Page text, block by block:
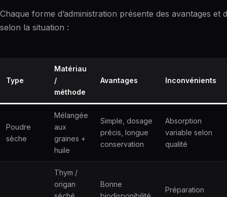
Chaque forme d’administration présente des avantages et
selon la situation :
Type
Matériau
/
méthode
Avantages Inconvénients
Poudre
sèche
Mélangée
aux
graines +
huile
Simple, dosage
précis, longue
conservation
Absorption
variable selon
qualité
Thym /
origan
Bonne
Préparation